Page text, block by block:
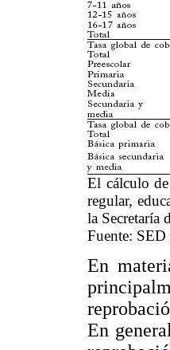
El cálculo
regular,
la Secretaría
Fuente:
En
En